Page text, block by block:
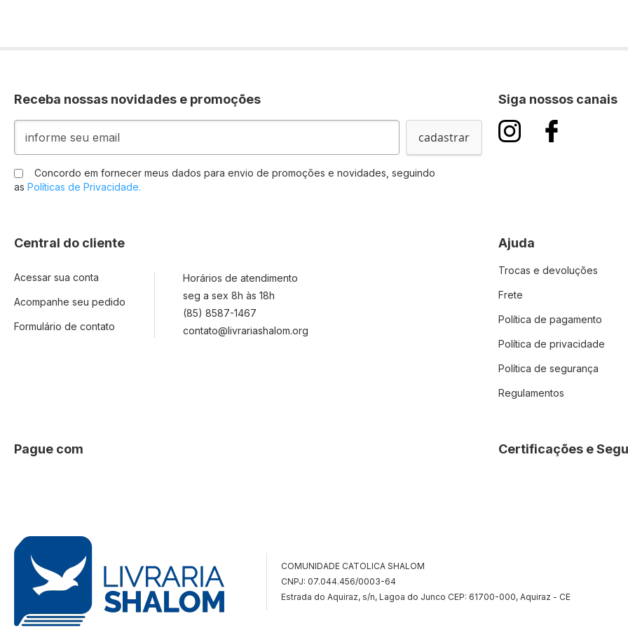
Receba nossas novidades e promoções
Inscreva-
na
nossa
Newsletter:
cadastrar
Concordo em fornecer meus dados para envio de promoções e novidades, seguindo
as Políticas de Privacidade.
Siga nossos canais
Central do cliente
Acessar sua conta
Acompanhe seu pedido
Formulário de contato
Horários de atendimento
seg a sex 8h às 18h
(85) 8587-1467
contato@livrariashalom.org
Ajuda
Trocas e devoluções
Frete
Política de pagamento
Política de privacidade
Política de segurança
Regulamentos
Pague com Certificações e
COMUNIDADE CATOLICA SHALOM
CNPJ: 07.044.456/0003-64
Estrada do Aquiraz, s/n, Lagoa do Junco CEP: 61700-000, Aquiraz - CE